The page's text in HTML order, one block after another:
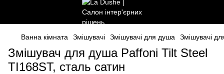
Ванна кімната Змішувачі Змішувачі для душа Змішувачі
Змішувач для душа Paffoni Tilt Steel
TI168ST, сталь сатин